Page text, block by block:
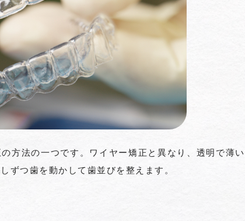
方法の一つです。ワイヤー矯正と異なり、透明で薄
ずつ歯を動かして歯並びを整えます。